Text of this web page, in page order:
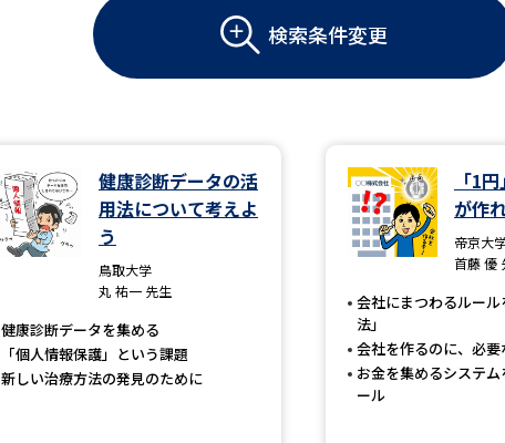
大学パンフ
総合型選抜・学校推薦型選抜 募集
大学・短大以外の資料か
専門学校の資料請求 大学院の
大学入学共通テスト「受験案内」
幼稚園教員資格認定試験
高等学校（情報）教員資格認定試
検索条件変更
健康診断データの活
用法について考えよ
う
鳥取大学
丸 祐一 先生
健康診断データを集める
「個人情報保護」という課題
新しい治療方法の発見のために
「1
が作
帝京大
首藤 優
会社にまつわるルー
法」
会社を作るのに、必要
お金を集めるシステ
ール